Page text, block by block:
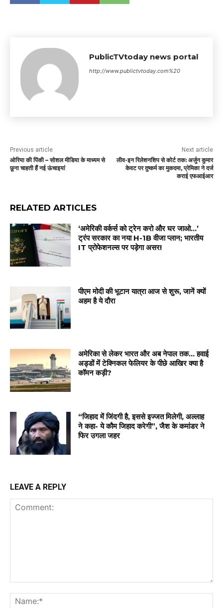
PublicTVtoday news portal
http://www.publictvtoday.com%20
Previous article
ओरिया की पिंकी – सोशल मीडिया के माध्यम से
छूना चाहती हैं नई ऊंचाइयां
Next article
लीव-इन रिलेशनशिप से कोर्ट तक: अर्जुन कुमार
केवट पर दुष्कर्म का मुकदमा, प्रेमिका ने दर्ज
कराई एफआईआर
RELATED ARTICLES
‘अमेरिकी वर्कर्स को ट्रेन करो और घर जाओ…’
ट्रंप सरकार का नया H-1B वीजा प्लान; भारतीय
IT प्रोफेशनल्स पर पड़ेगा असर!
पीएम मोदी की भूटान यात्रा आज से शुरू, जानें क्यों
अहम है ये दौरा
अमेरिका से लेकर भारत और अब नेपाल तक… हवाई
अड्डों में टेक्निकल फेलियर के पीछे आखिर क्या है
कॉमन कड़ी?
“जिहाद में जिंदगी है, इससे इज्जत मिलेगी, अल्लाह
ने कहा- ये कौम जिहाद करेगी”, जैश के कमांडर ने
फिर उगला जहर
LEAVE A REPLY